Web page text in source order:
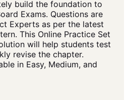
build the foundation to
Exams. Questions are
Experts as per the latest
This Online Practice Set
will help students test
revise the chapter.
in Easy, Medium, and